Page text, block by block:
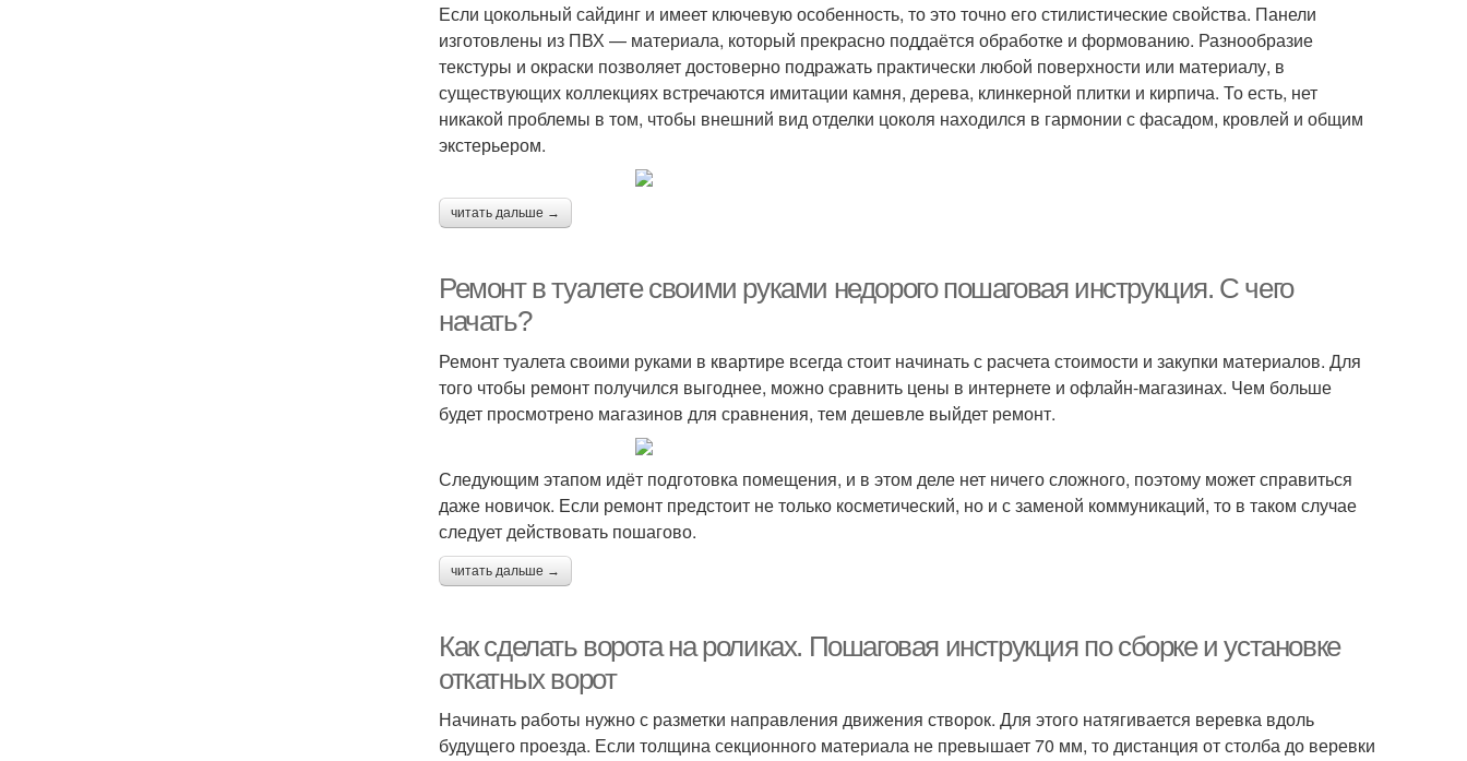
Если цокольный сайдинг и имеет ключевую особенность, то это точно его стилистические свойства. Панели
изготовлены из ПВХ — материала, который прекрасно поддаётся обработке и формованию. Разнообразие
текстуры и окраски позволяет достоверно подражать практически любой поверхности или материалу, в
существующих коллекциях встречаются имитации камня, дерева, клинкерной плитки и кирпича. То есть, нет
никакой проблемы в том, чтобы внешний вид отделки цоколя находился в гармонии с фасадом, кровлей и общим
экстерьером.
читать дальше →
Ремонт в туалете своими руками недорого пошаговая инструкция. С чего
начать?
Ремонт туалета своими руками в квартире всегда стоит начинать с расчета стоимости и закупки материалов. Для
того чтобы ремонт получился выгоднее, можно сравнить цены в интернете и офлайн-магазинах. Чем больше
будет просмотрено магазинов для сравнения, тем дешевле выйдет ремонт.
Следующим этапом идёт подготовка помещения, и в этом деле нет ничего сложного, поэтому может справиться
даже новичок. Если ремонт предстоит не только косметический, но и с заменой коммуникаций, то в таком случае
следует действовать пошагово.
читать дальше →
Как сделать ворота на роликах. Пошаговая инструкция по сборке и установке
откатных ворот
Начинать работы нужно с разметки направления движения створок. Для этого натягивается веревка вдоль
будущего проезда. Если толщина секционного материала не превышает 70 мм, то дистанция от столба до веревки